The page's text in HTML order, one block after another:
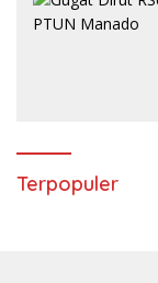
Terpopuler